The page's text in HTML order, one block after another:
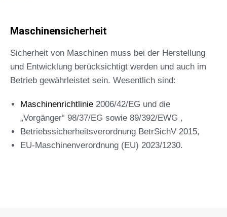
Maschinensicherheit
Sicherheit von Maschinen muss bei der Herstellung
und Entwicklung berücksichtigt werden und auch im
Betrieb gewährleistet sein. Wesentlich sind:
Maschinenrichtlinie 2006/42/EG und die
„Vorgänger“ 98/37/EG sowie 89/392/EWG ,
Betriebssicherheitsverordnung BetrSichV 2015,
EU-Maschinenverordnung (EU) 2023/1230.